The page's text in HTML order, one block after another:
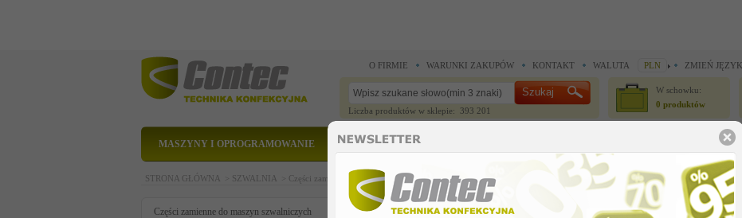
O FIRMIE WARUNKI ZAKUPÓW KONTAKT WALUTA PLN ZMIEŃ JĘZYK
Liczba produktów w sklepie: 393 201
W schowku:
0 produktów
MASZYNY I OPROGRAMOWANIE CZĘŚCI ZAMIENNE
STRONA GŁÓWNA > SZWALNIA > Części zamienne do maszyn szwalniczych >Części zamienne Union Special > imb 1997 us
Części zamienne do maszyn szwalniczych imb 1997 us